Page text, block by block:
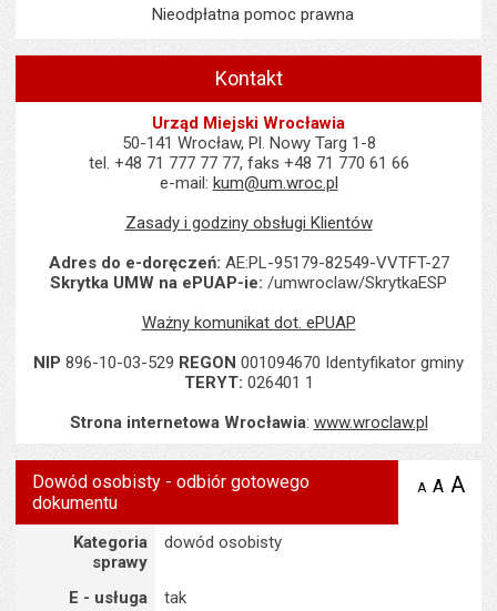
Nieodpłatna pomoc prawna
Kontakt
Urząd Miejski Wrocławia
50-141 Wrocław, Pl. Nowy Targ 1-8
tel. +48 71 777 77 77, faks +48 71 770 61 66
e-mail: kum@um.wroc.pl
Zasady i godziny obsługi Klientów
Adres do e-doręczeń: AE:PL-95179-82549-VVTFT-27
Skrytka UMW na ePUAP-ie: /umwroclaw/SkrytkaESP
Ważny komunikat dot. ePUAP
NIP 896-10-03-529 REGON 001094670 Identyfikator gminy
TERYT: 026401 1
Strona internetowa Wrocławia: www.wroclaw.pl
Dowód osobisty - odbiór gotowego
dokumentu
A zmniejsz
A A
SzczegółyKategoria
sprawy
dowód osobisty
E - usługa
tak